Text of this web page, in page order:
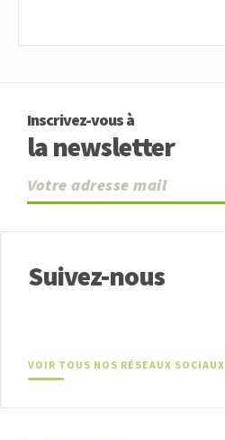
Inscrivez-vous à
la newsletter
Suivez-nous
VOIR TOUS NOS RÉSEAUX SOCIAUX